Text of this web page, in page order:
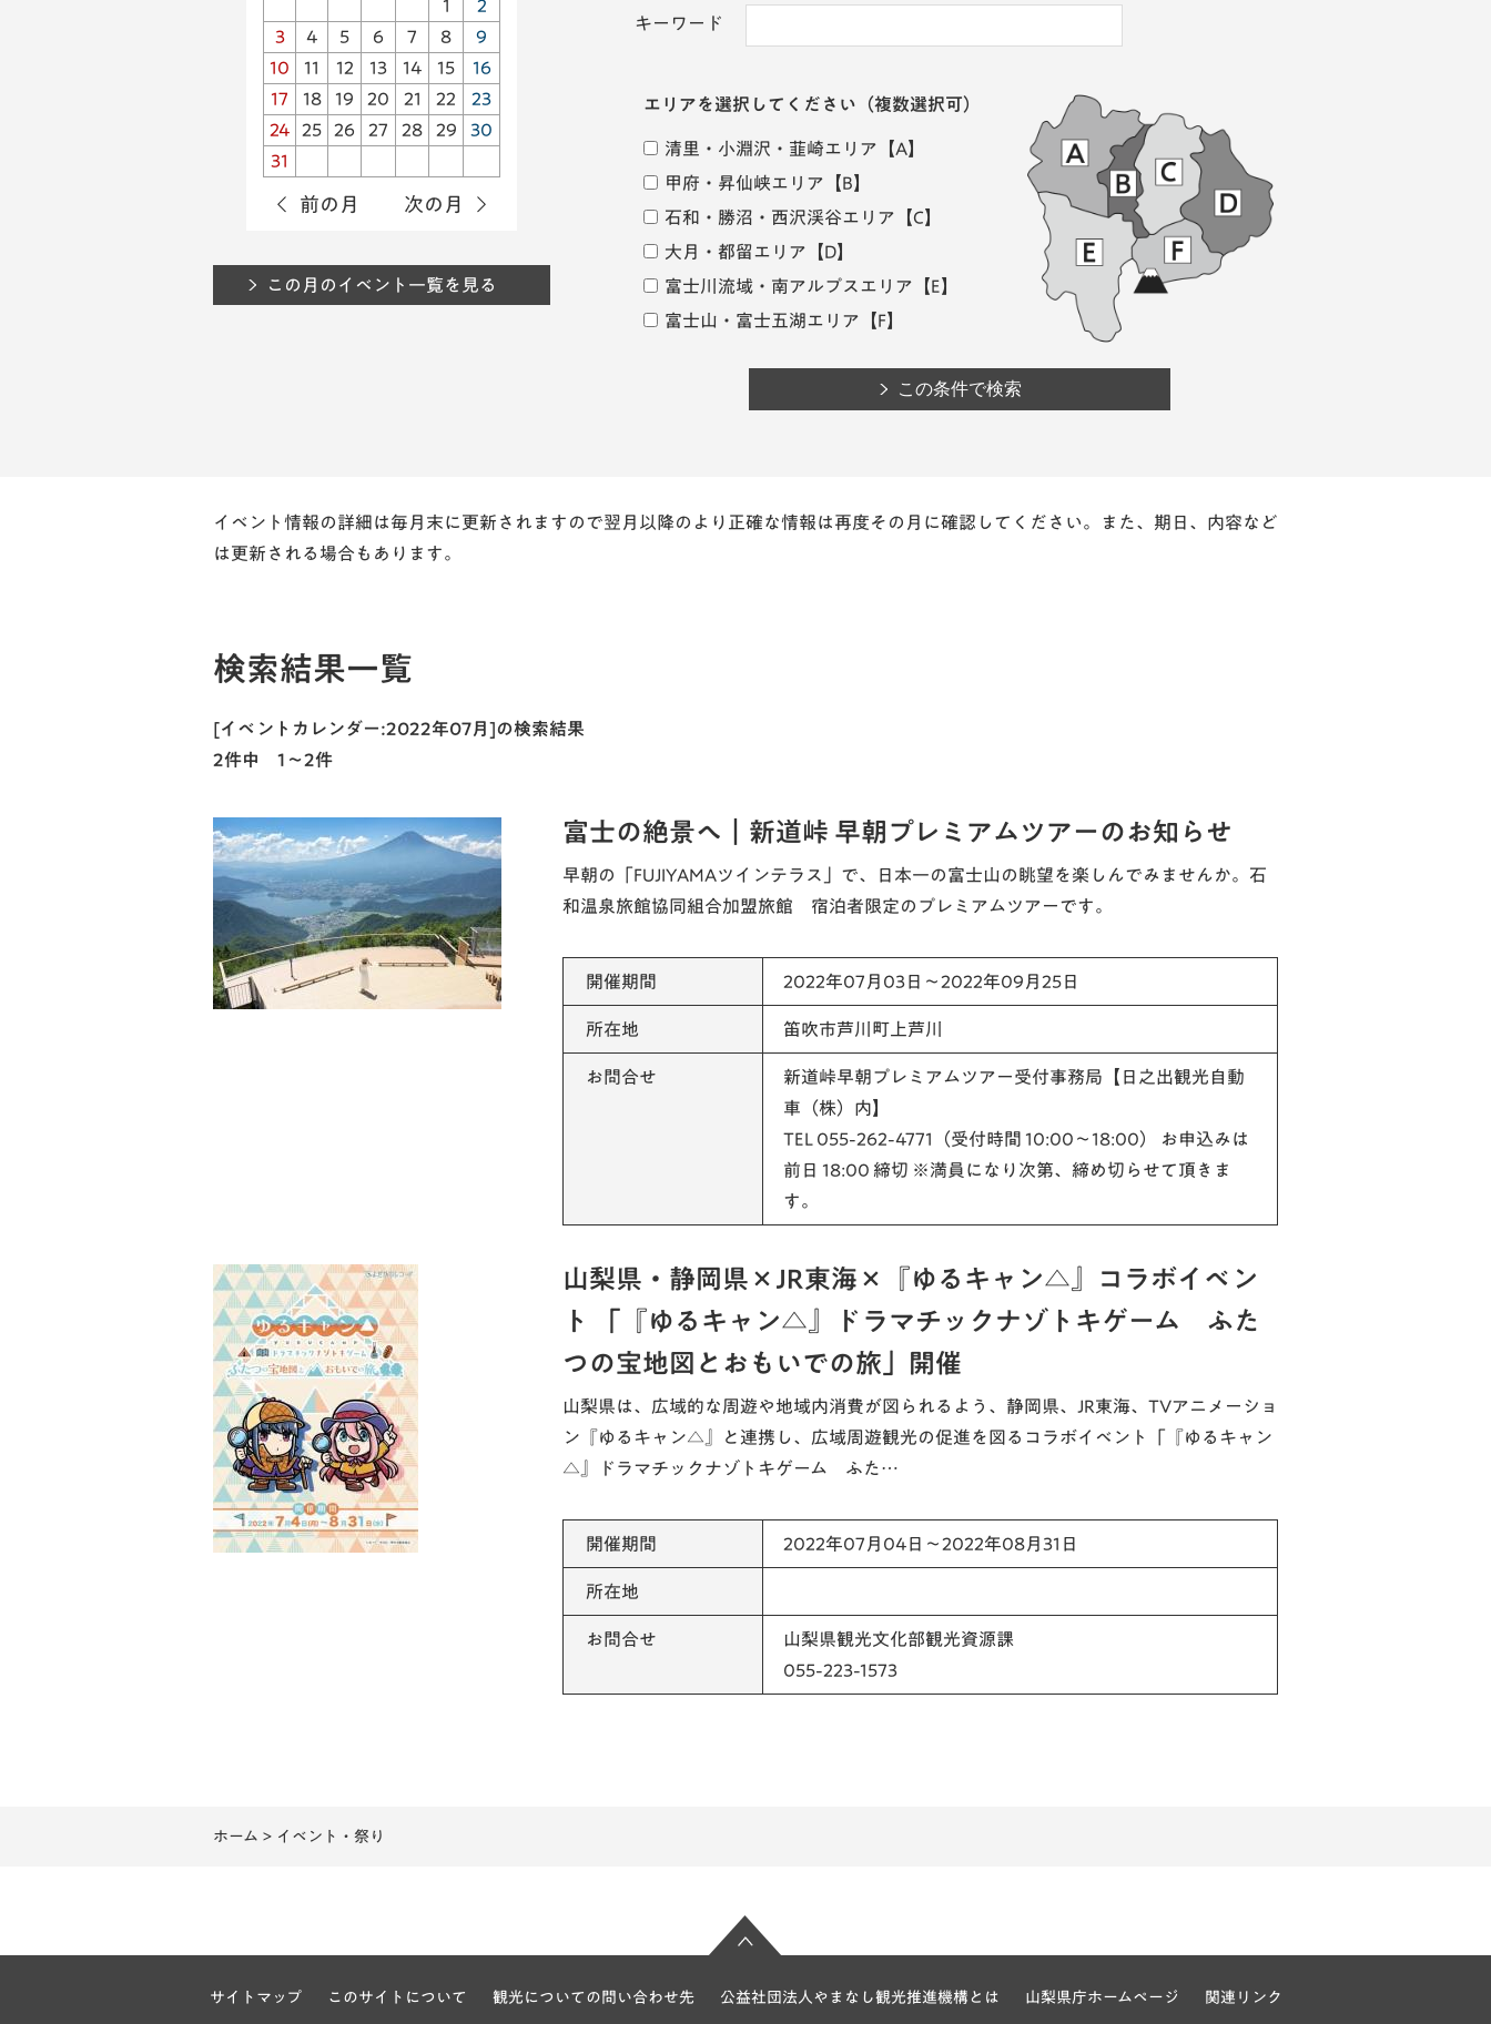
1
2
3
4 5 6 7 8
9
10
11 12 13 14 15
16
17
18 19 20 21 22
23
24
25 26 27 28 29
30
31
前の月 次の月
この月のイベント一覧を見る
キーワード
エリアを選択してください （複数選択可）
清里・小淵沢・韮崎エリア 【A】
甲府・昇仙峡エリア 【B】
石和・勝沼・西沢渓谷エリア 【C】
大月・都留エリア 【D】
富士川流域・南アルプスエリア 【E】
富士山・富士五湖エリア 【F】
イベント情報の詳細は毎月末に更新されますので翌月以降のより正確な情報は再度その月に確認してください。また、期日、内容など
は更新される場合もあります。
検索結果一覧
[イベントカレンダー:2022年07月]の検索結果
2件中 1～2件
富士の絶景へ｜新道峠 早朝プレミアムツアーのお知らせ
早朝の「FUJIYAMAツインテラス」で、日本一の富士山の眺望を楽しんでみませんか。石
和温泉旅館協同組合加盟旅館 宿泊者限定のプレミアムツアーです。
開催期間 2022年07月03日～2022年09月25日
所在地 笛吹市芦川町上芦川
お問合せ
新道峠早朝プレミアムツアー受付事務局【日之出観光自動
車（株）内】
TEL 055-262-4771（受付時間 10:00〜18:00） お申込みは
前日 18:00 締切 ※満員になり次第、締め切らせて頂きま
す。
山梨県・静岡県×JR東海×『ゆるキャン△』コラボイベン
ト 「『ゆるキャン△』ドラマチックナゾトキゲーム ふた
つの宝地図とおもいでの旅」開催
山梨県は、広域的な周遊や地域内消費が図られるよう、静岡県、JR東海、TVアニメーショ
ン『ゆるキャン△』と連携し、広域周遊観光の促進を図るコラボイベント「『ゆるキャン
△』ドラマチックナゾトキゲーム ふた…
開催期間 2022年07月04日～2022年08月31日
所在地
お問合せ
山梨県観光文化部観光資源課
055-223-1573
ホーム > イベント・祭り
サイトマップ このサイトについて 観光についての問い合わせ先 公益社団法人やまなし観光推進機構とは 山梨県庁ホームページ 関連リンク